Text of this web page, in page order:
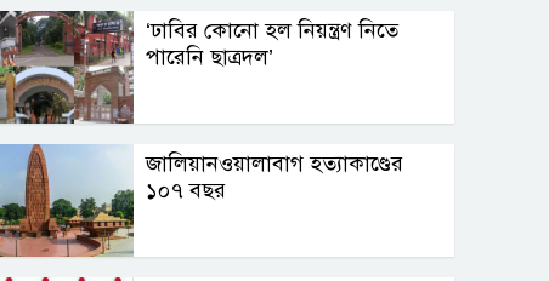
‘ঢাবির কোনো হল নিয়ন্ত্রণ নিতে
পারেনি ছাত্রদল’
জালিয়ানওয়ালাবাগ হত্যাকাণ্ডের
১০৭ বছর